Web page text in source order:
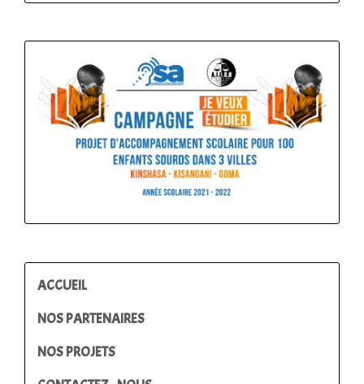
ACCUEIL
NOS PARTENAIRES
NOS PROJETS